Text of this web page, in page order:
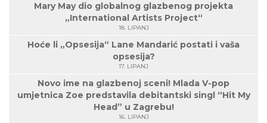
Mary May dio globalnog glazbenog projekta
„International Artists Project“
18. LIPANJ
Hoće li „Opsesija“ Lane Mandarić postati i vaša
opsesija?
17. LIPANJ
Novo ime na glazbenoj sceni! Mlada V-pop
umjetnica Zoe predstavila debitantski singl “Hit My
Head” u Zagrebu!
16. LIPANJ